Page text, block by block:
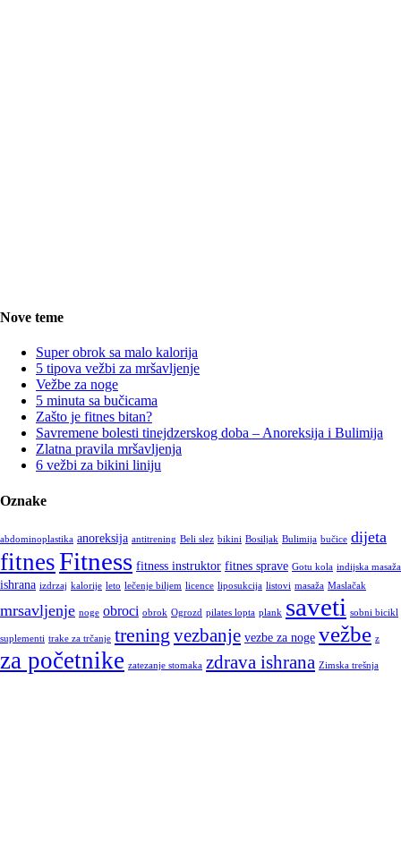
Nove teme
Super obrok sa malo kalorija
5 tipova vežbi za mršavljenje
Vežbe za noge
5 minuta sa bučicama
Zašto je fitnes bitan?
Savremene bolesti tinejdzerskog doba – Anoreksija i Bulimija
Zlatna pravila mršavljenja
6 vežbi za bikini liniju
Oznake
abdominoplastika anoreksija antitrening Beli slez bikini Bosiljak Bulimija bučice dijeta
fitnesFitness fitness instruktor fitnes sprave Gotu kola indijska masaža
ishrana izdrzaj kalorije leto lečenje biljem licence liposukcija listovi masaža Maslačak
mrsavljenje noge obroci obrok Ogrozd pilates lopta plank saveti sobni bicikl
suplementi trake za trčanje trening vezbanje vezbe za noge vežbe z
za početnike zatezanje stomaka zdrava ishrana Zimska trešnja